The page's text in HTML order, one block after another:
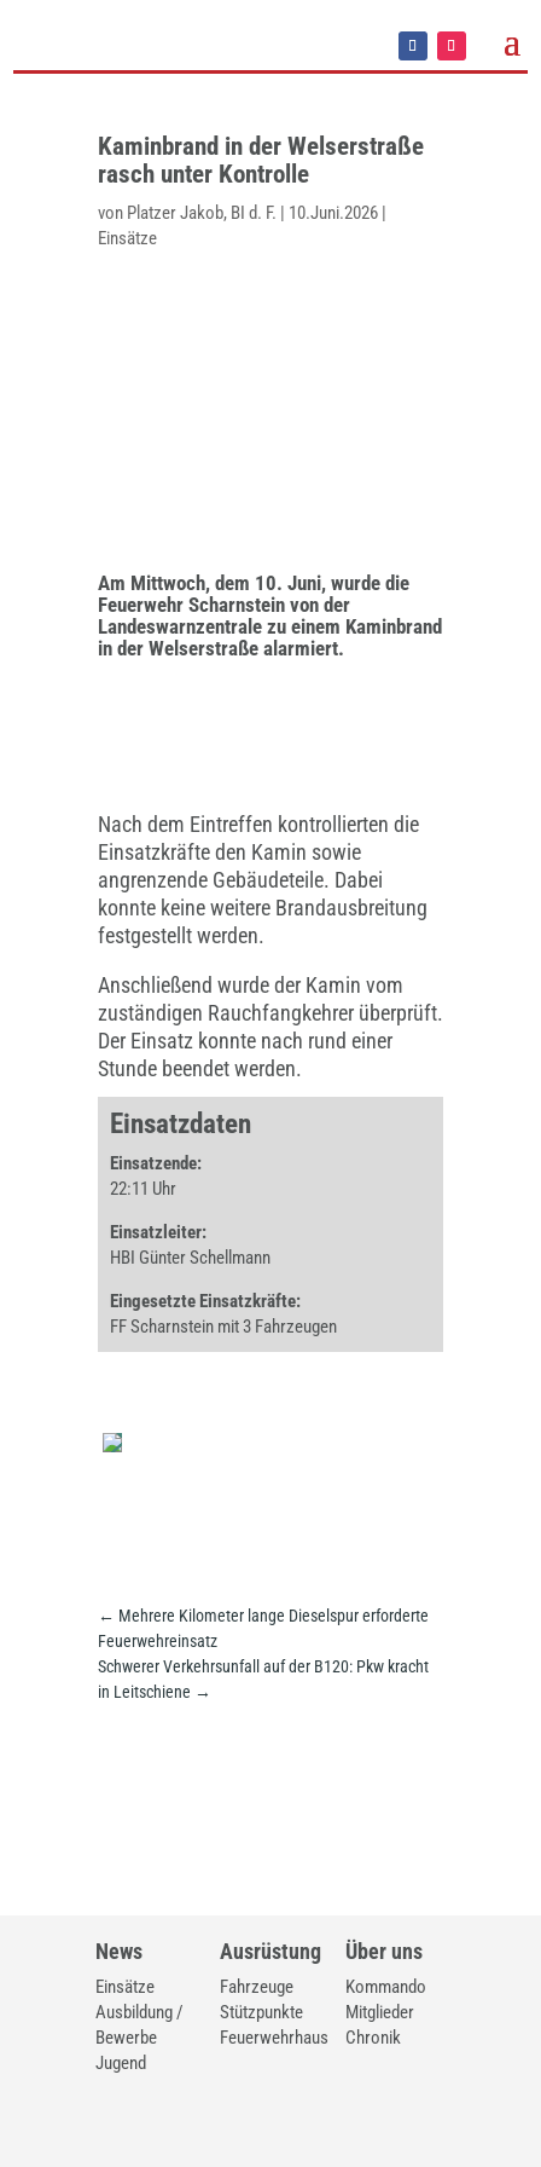
Kaminbrand in der Welserstraße
rasch unter Kontrolle
von Platzer Jakob, BI d. F. | 10.Juni.2026|
Einsätze
Am Mittwoch, dem 10. Juni, wurde die
Feuerwehr Scharnstein von der
Landeswarnzentrale zu einem Kaminbrand
in der Welserstraße alarmiert.
Nach dem Eintreffen kontrollierten die
Einsatzkräfte den Kamin sowie
angrenzende Gebäudeteile. Dabei
konnte keine weitere Brandausbreitung
festgestellt werden.
Anschließend wurde der Kamin vom
zuständigen Rauchfangkehrer überprüft.
Der Einsatz konnte nach rund einer
Stunde beendet werden.
Einsatzdaten
Einsatzende:
22:11 Uhr
Einsatzleiter:
HBI Günter Schellmann
Eingesetzte Einsatzkräfte:
FF Scharnstein mit 3 Fahrzeugen
← Mehrere Kilometer lange Dieselspur erforderte
Feuerwehreinsatz
Schwerer Verkehrsunfall auf der B120: Pkw kracht
in Leitschiene →
News
Einsätze
Ausbildung /
Bewerbe
Jugend
Ausrüstung
Fahrzeuge
Stützpunkte
Feuerwehrhaus
Über uns
Kommando
Mitglieder
Chronik